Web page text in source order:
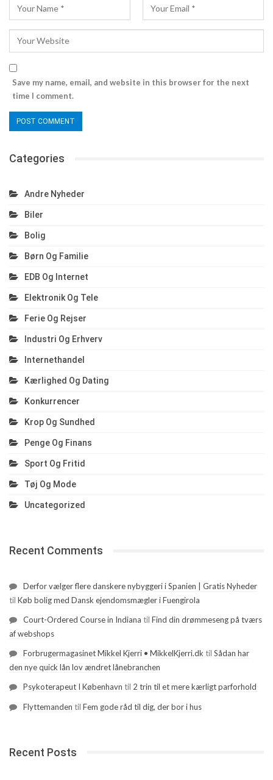
Save my name, email, and website in this browser for the next
time I comment.
Categories
Andre Nyheder
Biler
Bolig
Børn Og Familie
EDB Og Internet
Elektronik Og Tele
Ferie Og Rejser
Industri Og Erhverv
Internethandel
Kærlighed Og Dating
Konkurrencer
Krop Og Sundhed
Penge Og Finans
Sport Og Fritid
Tøj Og Mode
Uncategorized
Recent Comments
Derfor vælger flere danskere nybyggeri i Spanien | Gratis Nyheder
til Køb bolig med Dansk ejendomsmægler i Fuengirola
Court-Ordered Course in Indiana til Find din drømmeseng på tværs
af webshops
Forbrugermagasinet Mikkel Kjerri • MikkelKjerri.dk til Sådan har
den nye quick lån lov ændret lånebranchen
Psykoterapeut I København til 2 trin til et mere kærligt parforhold
Flyttemanden til Fem gode råd til dig, der bor i hus
Recent Posts